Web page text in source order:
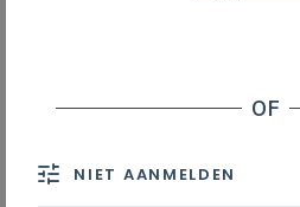
het eerste leerjaar op
zithoek gaan zitten bij
schooldag? Daar weet
NIET AANMELDEN